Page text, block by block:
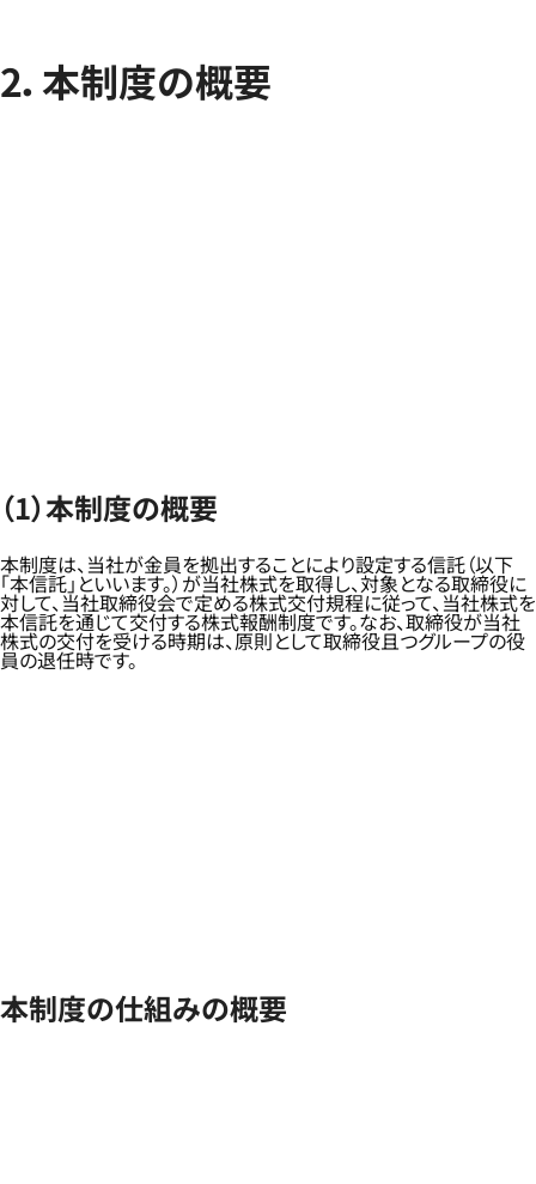
2．本制度の概要
（1）本制度の概要
本制度は、当社が金員を拠出することにより設定する信託（以下
「本信託」といいます。）が当社株式を取得し、対象となる取締役に
対して、当社取締役会で定める株式交付規程に従って、当社株式を
本信託を通じて交付する株式報酬制度です。なお、取締役が当社
株式の交付を受ける時期は、原則として取締役且つグループの役
員の退任時です。
本制度の仕組みの概要